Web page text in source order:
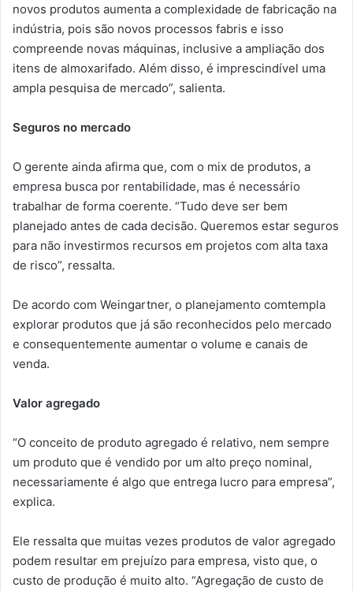
novos produtos aumenta a complexidade de fabricação na
indústria, pois são novos processos fabris e isso
compreende novas máquinas, inclusive a ampliação dos
itens de almoxarifado. Além disso, é imprescindível uma
ampla pesquisa de mercado”, salienta.
Seguros no mercado
O gerente ainda afirma que, com o mix de produtos, a
empresa busca por rentabilidade, mas é necessário
trabalhar de forma coerente. “Tudo deve ser bem
planejado antes de cada decisão. Queremos estar seguros
para não investirmos recursos em projetos com alta taxa
de risco”, ressalta.
De acordo com Weingartner, o planejamento comtempla
explorar produtos que já são reconhecidos pelo mercado
e consequentemente aumentar o volume e canais de
venda.
Valor agregado
“O conceito de produto agregado é relativo, nem sempre
um produto que é vendido por um alto preço nominal,
necessariamente é algo que entrega lucro para empresa”,
explica.
Ele ressalta que muitas vezes produtos de valor agregado
podem resultar em prejuízo para empresa, visto que, o
custo de produção é muito alto. “Agregação de custo de